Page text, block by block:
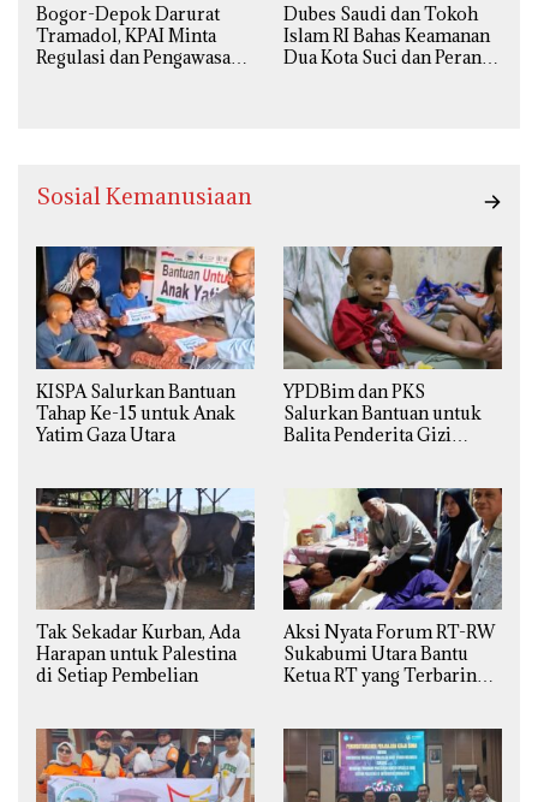
Bogor-Depok Darurat
Tramadol, KPAI Minta
Regulasi dan Pengawasan
Dubes Saudi dan Tokoh
Islam RI Bahas Keamanan
Dua Kota Suci dan Peran
Sosial Kemanusiaan
KISPA Salurkan Bantuan
Tahap Ke-15 untuk Anak
Yatim Gaza Utara
YPDBim dan PKS
Salurkan Bantuan untuk
Balita Penderita Gizi
Tak Sekadar Kurban, Ada
Harapan untuk Palestina
di Setiap Pembelian
Aksi Nyata Forum RT-RW
Sukabumi Utara Bantu
Ketua RT yang Terbaring